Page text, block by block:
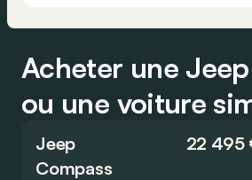
Acheter une
ou une voiture
Jeep
Compass
22 495